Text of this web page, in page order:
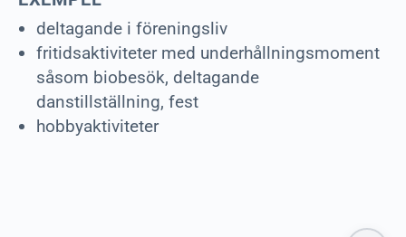
deltagande i föreningsliv
fritidsaktiviteter med underhållningsmoment
såsom biobesök, deltagande
danstillställning, fest
hobbyaktiviteter